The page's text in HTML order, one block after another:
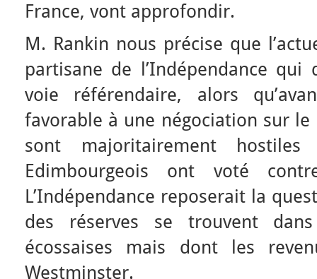
France, vont approfondir.
M. Rankin nous précise que
partisane de l’Indépendance
voie référendaire, alors
favorable à une négociation sur le
sont majoritairement
Edimbourgeois ont voté
L’Indépendance reposerait la
des réserves se trouvent
écossaises mais dont les
Westminster.